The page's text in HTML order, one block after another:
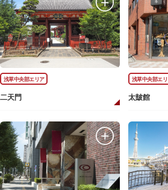
浅草中央部エリア
二天門
浅草中央部エ
太皷館